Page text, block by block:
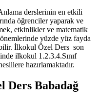
derslerinin en etkili
öğrenciler yaparak ve
etkinlikler ve matematik
yüzde yüz fayda
İlkokul Özel Ders son
ilkokul 1.2.3.4.Sınıf
hazırlamaktadır.
Ders Babadağ